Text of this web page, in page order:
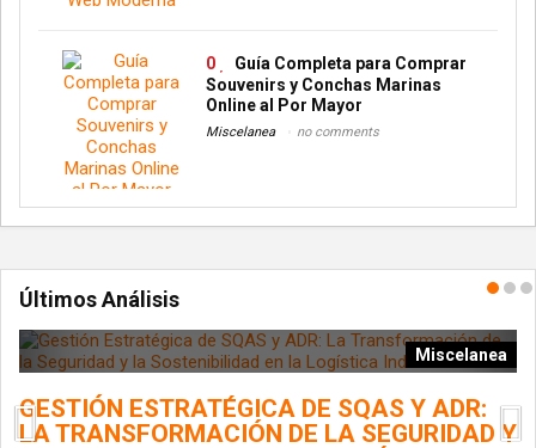
0
Guía Completa para Comprar
Souvenirs y Conchas Marinas
Online al Por Mayor
Miscelanea no comments
Últimos Análisis
Miscelanea
GESTIÓN ESTRATÉGICA DE SQAS Y ADR:
LA TRANSFORMACIÓN DE LA SEGURIDAD Y